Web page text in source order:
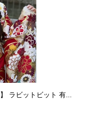
ラビットビット 有...